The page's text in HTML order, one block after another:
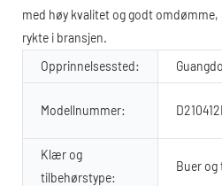
med høy kvalitet og godt
rykte i bransjen.
Opprinnelsessted:
Modellnummer:
Klær og
tilbehørstype:
Buer